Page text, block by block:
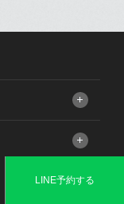
LINE予約する